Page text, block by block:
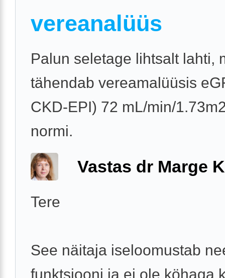
vereanalüüs
Palun seletage lihtsalt lahti,
tähendab vereamalüüsis
CKD-EPI) 72 mL/min/
normi.
Vastas dr Marge
Tere
See näitaja iseloomustab
funktsiooni ja ei ole köhaga